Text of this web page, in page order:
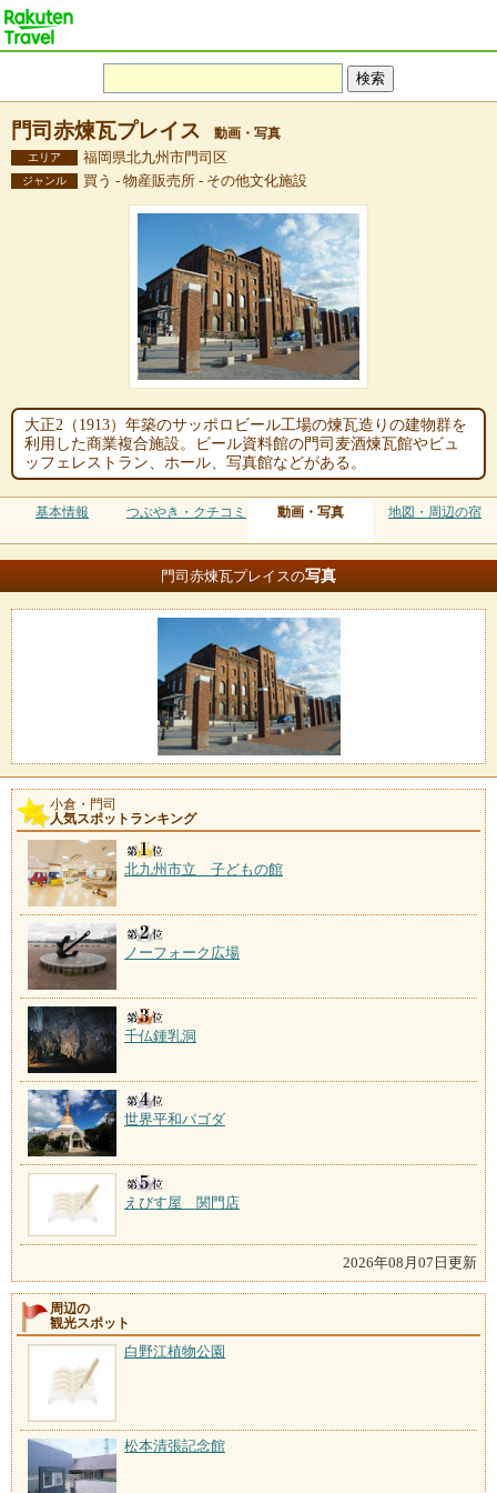
門司赤煉瓦プレイス 動画・写真
エリア 福岡県北九州市門司区
ジャンル 買う - 物産販売所 - その他文化施設
大正2（1913）年築のサッポロビール工場の煉瓦造りの建物群を
利用した商業複合施設。ビール資料館の門司麦酒煉瓦館やビュ
ッフェレストラン、ホール、写真館などがある。
基本情報 つぶやき・クチコミ 動画・写真 地図・周辺の宿
門司赤煉瓦プレイスの写真
小倉・門司
人気スポットランキング
北九州市立 子どもの館
ノーフォーク広場
千仏鍾乳洞
世界平和パゴダ
えびす屋 関門店
2026年08月07日更新
周辺の
観光スポット
白野江植物公園
松本清張記念館